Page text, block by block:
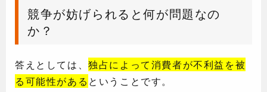
競争が妨げられると何が問題なの
か？
答えとしては、独占によって消費者が不利益を被
る可能性がある ということです。